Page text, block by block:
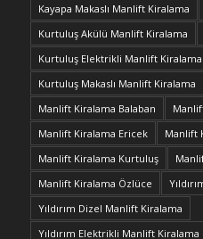
Kayapa Makaslı Manlift Kiralama
Kurtuluş Akülü Manlift Kiralama
Kurtuluş Elektrikli Manlift Kiralama
Kurtuluş Makaslı Manlift Kiralama
Manlift Kiralama Balaban
Manlift Kiralama Ericek
Manlift
Manlift Kiralama Kurtuluş
Manlift Kiralama Özlüce
Yıldırım Dizel Manlift Kiralama
Yıldırım Elektrikli Manlift Kiralama